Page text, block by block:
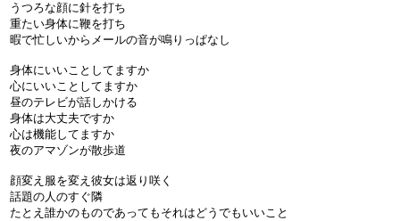
うつろな顔に針を打ち
重たい身体に鞭を打ち
暇で忙しいからメールの音が鳴りっぱなし
身体にいいことしてますか
心にいいことしてますか
昼のテレビが話しかける
身体は大丈夫ですか
心は機能してますか
夜のアマゾンが散歩道
顔変え服を変え彼女は返り咲く
話題の人のすぐ隣
たとえ誰かのものであってもそれはどうでもいいこと